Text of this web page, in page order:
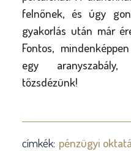
felnőnek, és úgy
gyakorlás után már
Fontos,
egy aranyszabály,
tőzsdézünk!
címkék: pénzügyi